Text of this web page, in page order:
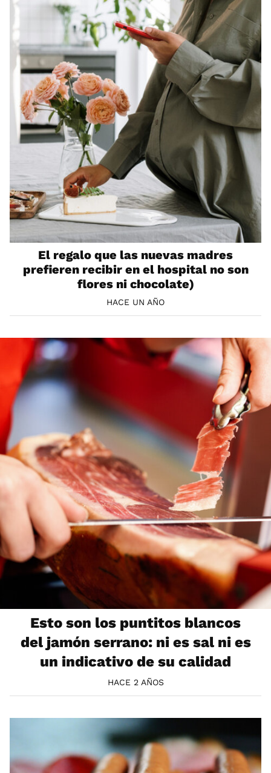
El regalo que las nuevas madres
prefieren recibir en el hospital no son
flores ni chocolate)
HACE UN AÑO
Esto son los puntitos blancos
del jamón serrano: ni es sal ni es
un indicativo de su calidad
HACE 2 AÑOS